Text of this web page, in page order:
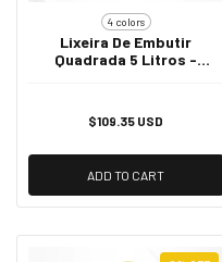
4 colors
Lixeira De Embutir
Quadrada 5 Litros -
$109.35 USD
ADD TO CART